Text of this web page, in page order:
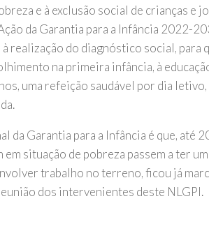
e à exclusão social de crianças e
da Garantia para a Infância 2022-
realização do diagnóstico social, para
na primeira infância, à
uma refeição saudável por dia letivo,
da Garantia para a Infância é que, até
situação de pobreza passem a ter
trabalho no terreno, ficou já
dos intervenientes deste NLGPI.